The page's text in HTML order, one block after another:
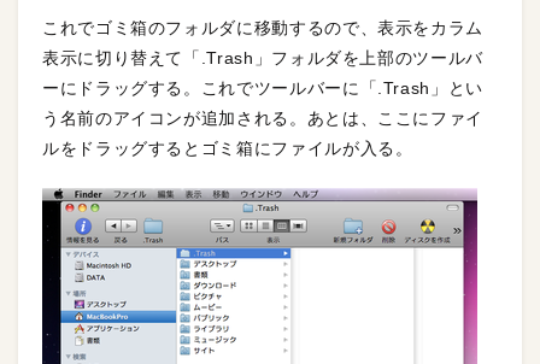
これでゴミ箱のフォルダに移動するので、表示をカラム
表示に切り替えて「.Trash」フォルダを上部のツールバ
ーにドラッグする。これでツールバーに「.Trash」とい
う名前のアイコンが追加される。あとは、ここにファイ
ルをドラッグするとゴミ箱にファイルが入る。